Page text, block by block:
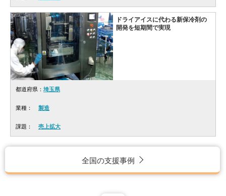
ドライアイスに代わる新保冷剤の
開発を短期間で実現
都道府県： 埼玉県
業種： 製造
課題： 売上拡大
全国の支援事例